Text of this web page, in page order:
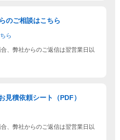
のご相談はこちら
ら
、弊社からのご返信は翌営業日以
見積依頼シート（PDF）
、弊社からのご返信は翌営業日以